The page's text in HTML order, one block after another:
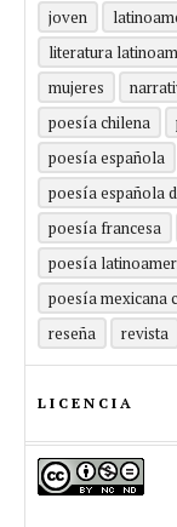
joven
literatura
mujeres
poesía chilena
poesía española
poesía española
poesía francesa
poesía
poesía mexicana
reseña
revista
LICENCIA